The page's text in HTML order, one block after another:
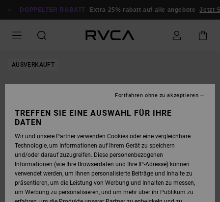
ZUR
DOPPELTER RABATT Extra 25% rabatt auf alle angebote Jetzt
AUSVERKAUFT
TREFFEN SIE EINE AUSWAHL FÜR IHRE
DATEN
Wir und unsere Partner verwenden Cookies oder eine vergleichbare
Technologie, um Informationen auf Ihrem Gerät zu speichern
und/oder darauf zuzugreifen. Diese personenbezogenen
Informationen (wie Ihre Browserdaten und Ihre IP-Adresse) können
verwendet werden, um Ihnen personalisierte Beiträge und Inhalte zu
präsentieren, um die Leistung von Werbung und Inhalten zu messen,
um Werbung zu personalisieren, und um mehr über ihr Publikum zu
Fortfahren ohne zu akzeptieren